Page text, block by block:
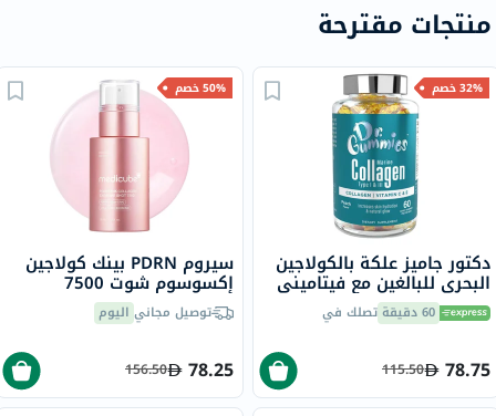
منتجات مقترحة
32% خصم
دكتور جاميز علكة بالكولاجين
البحري للبالغين مع فيتاميني
ج وهـ، حزمة من 60
60 دقيقة تصلك في
78.75
115.50
50% خصم
سيروم PDRN بينك كولاجين
إكسوسوم شوت 7500
ميديكوب، 30 مل
توصيل مجاني اليوم
78.25
156.50